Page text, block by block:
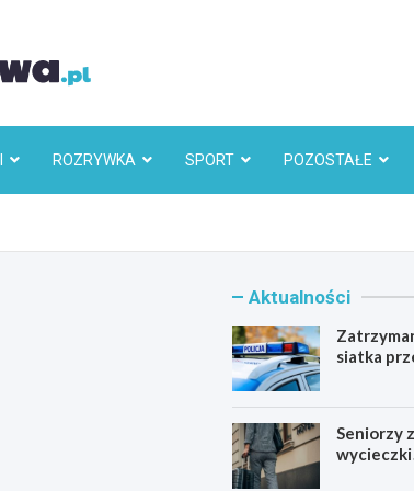
ROZRYWKA SPORT POZOSTAŁE
Aktualności
siatka
Seniorzy